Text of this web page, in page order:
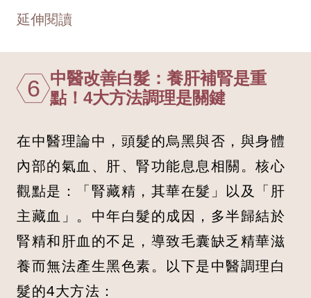
延伸閱讀
6 中醫改善白髮：養肝補腎是重
點！4大方法調理是關鍵
在中醫理論中，頭髮的烏黑與否，與身體
內部的氣血、肝、腎功能息息相關。核心
觀點是：「腎藏精，其華在髮」以及「肝
主藏血」。中年白髮的成因，多半歸結於
腎精和肝血的不足，導致毛囊缺乏精華滋
養而無法產生黑色素。以下是中醫調理白
髮的4大方法：